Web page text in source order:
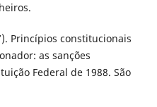
Princípios constitucionais
as sanções
Federal de 1988. São